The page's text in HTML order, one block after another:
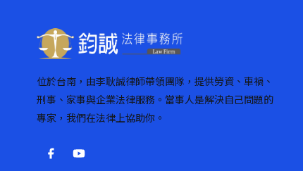
位於台南，由李耿誠律師帶領團隊，提供勞資、車禍、
刑事、家事與企業法律服務。當事人是解決自己問題的
專家，我們在法律上協助你。